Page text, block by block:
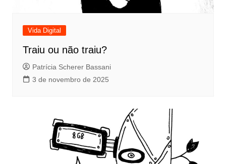
Vida Digital
Traiu ou não traiu?
Patrícia Scherer Bassani
3 de novembro de 2025